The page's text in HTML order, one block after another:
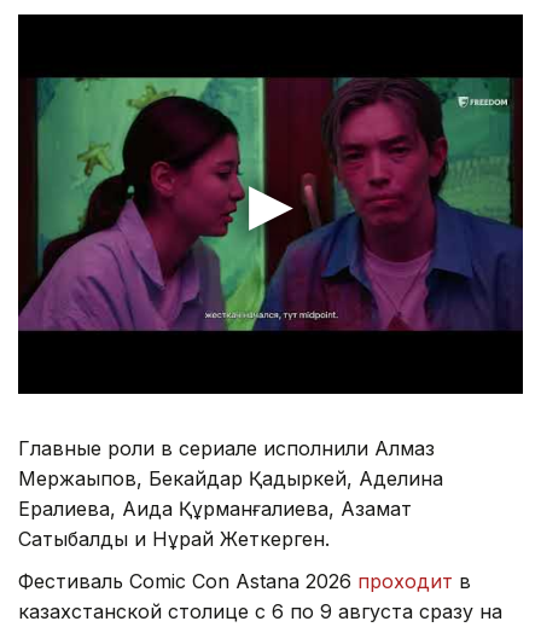
Главные роли в сериале исполнили Алмаз
Мержақыпов, Бекайдар Қадыркей, Аделина
Ералиева, Аида Құрманғалиева, Азамат
Сатыбалды и Нұрай Жеткерген.
Фестиваль Comic Con Astana 2026 проходит в
казахстанской столице с 6 по 9 августа сразу на